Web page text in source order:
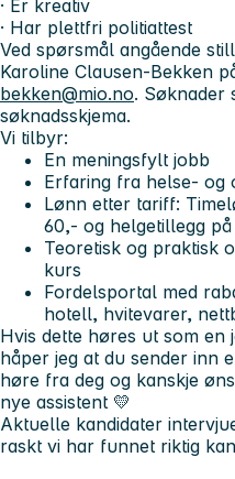
· Er kreativ
· Har plettfri politiattest
Ved spørsmål angående
Karoline Clausen-Bekken
bekken@mio.no. Søknader
søknadsskjema.
Vi tilbyr:
En meningsfylt jobb
Erfaring fra helse- og
Lønn etter tariff:
60,- og helgetillegg på
Teoretisk og praktisk
kurs
Fordelsportal med
hotell, hvitevarer,
Hvis dette høres ut som en
håper jeg at du sender inn
høre fra deg og kanskje
nye assistent 💛
Aktuelle kandidater
raskt vi har funnet riktig